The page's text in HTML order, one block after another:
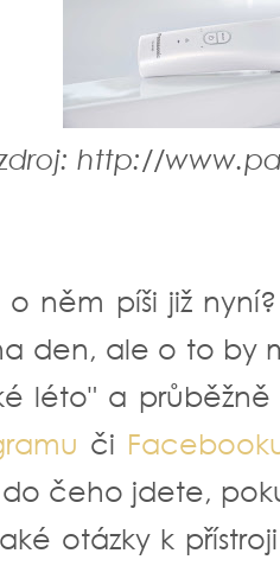
http://
něm píši již
den, ale o to by
léto" a
či
do čeho jdete,
otázky k